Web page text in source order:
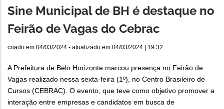
Sine Municipal de BH é destaque no
Feirão de Vagas do Cebrac
criado em 04/03/2024 - atualizado em 04/03/2024 | 19:32
A Prefeitura de Belo Horizonte marcou presença no Feirão de
Vagas realizado nessa sexta-feira (1º), no Centro Brasileiro de
Cursos (CEBRAC). O evento, que teve como objetivo promover a
interação entre empresas e candidatos em busca de